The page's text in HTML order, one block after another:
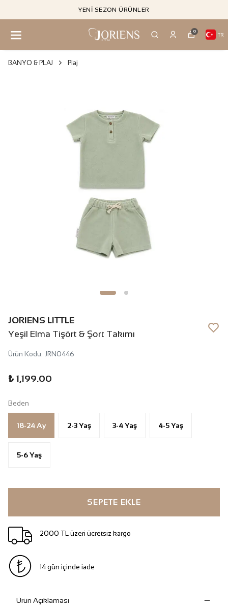
YENI SEZON ÜRÜNLER
0
TR
BANYO & PLAJ Plaj
JORIENS LITTLE
Yeşil Elma Tişört & Şort Takımı
Ürün Kodu: JRN0446
₺ 1,199.00
Beden
18-24 Ay 2-3 Yaş 3-4 Yaş 4-5 Yaş
5-6 Yaş
SEPETE EKLE
2000 TL üzeri ücretsiz kargo
14 gün içinde iade
Ürün Açıklaması